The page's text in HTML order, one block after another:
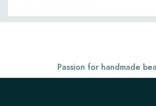
Passion for handmade